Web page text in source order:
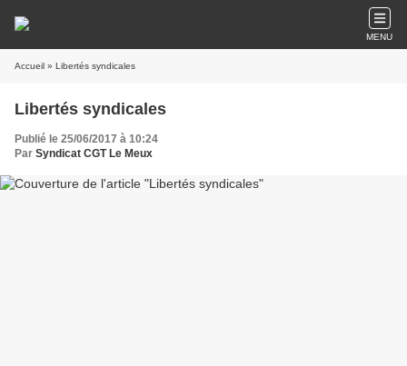
MENU
Accueil » Libertés syndicales
Libertés syndicales
Publié le 25/06/2017 à 10:24
Par Syndicat CGT Le Meux